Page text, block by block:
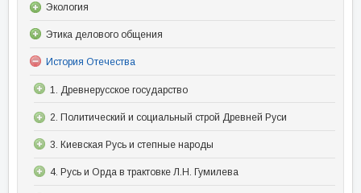
Экология
Этика делового общения
История Отечества
1. Древнерусское государство
2. Политический и социальный строй Древней Руси
3. Киевская Русь и степные народы
4. Русь и Орда в трактовке Л.Н. Гумилева